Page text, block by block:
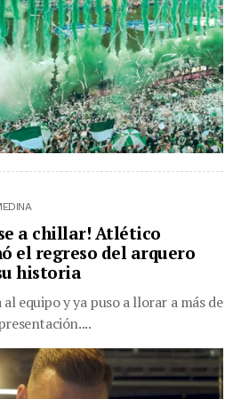
a chillar! Atlético
el regreso del arquero
historia
equipo y ya puso a llorar a más de